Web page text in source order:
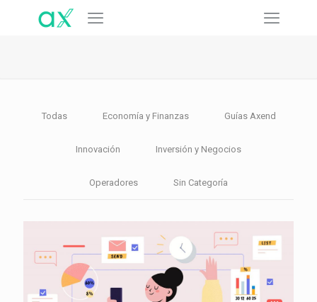
Todas Economía y Finanzas Guías Axend
Innovación Inversión y Negocios
Operadores Sin Categoría